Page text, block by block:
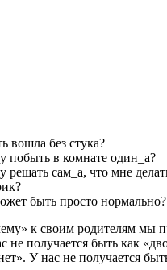
вошла без стука?
побыть в комнате один_а?
решать сам_а, что мне
быть просто нормально?
к своим родителям мы
не получается быть как
У нас не получается